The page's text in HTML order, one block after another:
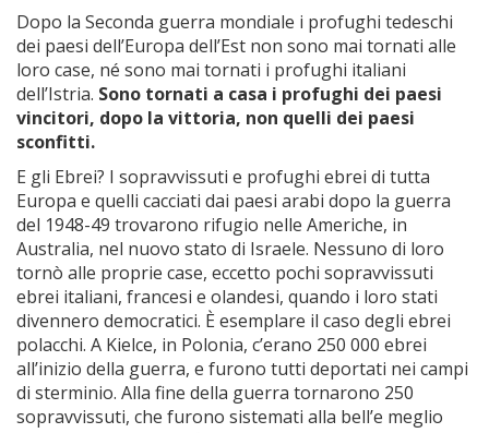
Dopo la Seconda guerra mondiale i profughi tedeschi
dei paesi dell’Europa dell’Est non sono mai tornati alle
loro case, né sono mai tornati i profughi italiani
dell’Istria. Sono tornati a casa i profughi dei paesi
vincitori, dopo la vittoria, non quelli dei paesi
sconfitti.
E gli Ebrei? I sopravvissuti e profughi ebrei di tutta
Europa e quelli cacciati dai paesi arabi dopo la guerra
del 1948-49 trovarono rifugio nelle Americhe, in
Australia, nel nuovo stato di Israele. Nessuno di loro
tornò alle proprie case, eccetto pochi sopravvissuti
ebrei italiani, francesi e olandesi, quando i loro stati
divennero democratici. È esemplare il caso degli ebrei
polacchi. A Kielce, in Polonia, c’erano 250 000 ebrei
all’inizio della guerra, e furono tutti deportati nei campi
di sterminio. Alla fine della guerra tornarono 250
sopravvissuti, che furono sistemati alla bell’e meglio